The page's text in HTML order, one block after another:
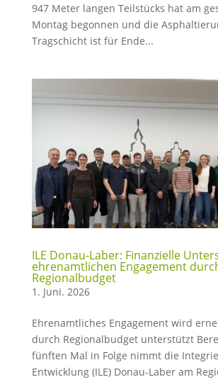
947 Meter langen Teilstücks hat am
Montag begonnen und die
Tragschicht ist für Ende...
ILE Donau-Laber: Finanzielle
ehrenamtlichen Engagement
Regionalbudget
1. Juni. 2026
Ehrenamtliches Engagement wird
durch Regionalbudget unterstützt
fünften Mal in Folge nimmt die
Entwicklung (ILE) Donau-Laber am